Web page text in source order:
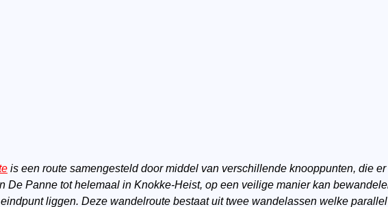
is een route samengesteld door middel van verschillende knooppunten, die
De Panne tot helemaal in Knokke-Heist, op een veilige manier kan
liggen. Deze wandelroute bestaat uit twee wandelassen welke